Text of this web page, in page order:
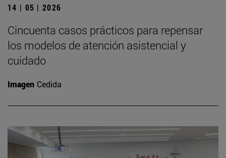
14 | 05 | 2026
Cincuenta casos prácticos para repensar
los modelos de atención asistencial y
cuidado
Imagen Cedida